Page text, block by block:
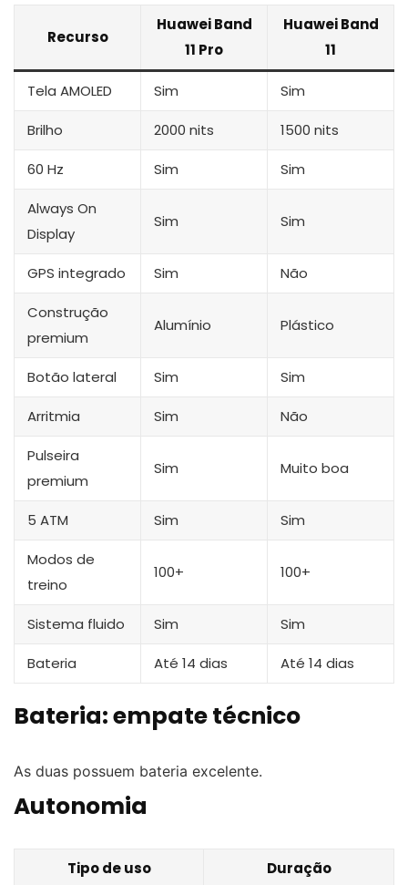
Recurso
Huawei Band
11 Pro
Huawei Band
11
Tela AMOLED Sim Sim
Brilho 2000 nits 1500 nits
60 Hz Sim Sim
Always On
Display
Sim Sim
GPS integrado Sim Não
Construção
premium
Alumínio Plástico
Botão lateral Sim Sim
Arritmia Sim Não
Pulseira
premium
Sim Muito boa
5 ATM Sim Sim
Modos de
treino
100+ 100+
Sistema fluido Sim Sim
Bateria Até 14 dias Até 14 dias
Bateria: empate técnico
As duas possuem bateria excelente.
Autonomia
Tipo de uso Duração